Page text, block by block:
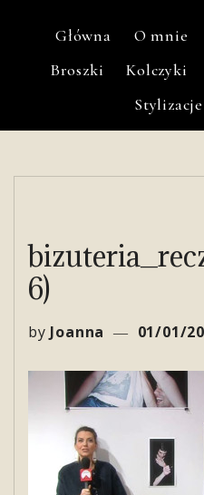
Główna O mnie
Broszki
Kolczyki
Stylizacje
6)
by Joanna 01/01/